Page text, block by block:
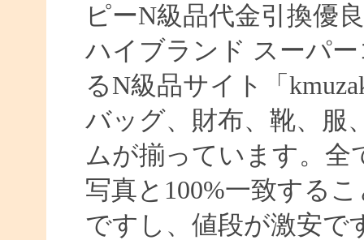
ピーN級品代金引換優
ハイブランド スーパ
るN級品サイト「
バッグ、財布、靴、服
ムが揃っています。全
写真と100%一致する
ですし、値段が激安で